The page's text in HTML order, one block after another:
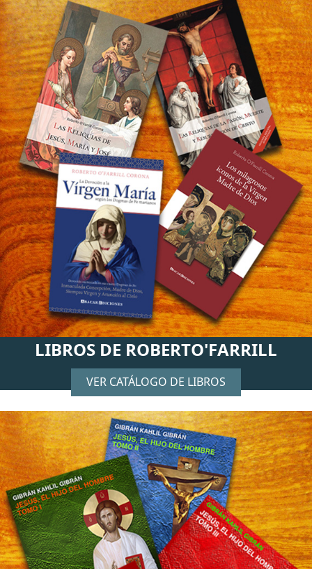
LIBROS DE ROBERTO'FARRILL
VER CATÁLOGO DE LIBROS